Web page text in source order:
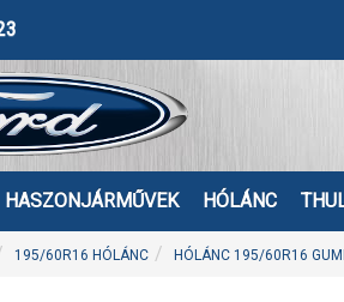
HASZONJÁRMŰVEK HÓLÁNC
195/60R16 HÓLÁNC HÓLÁNC 195/60R16